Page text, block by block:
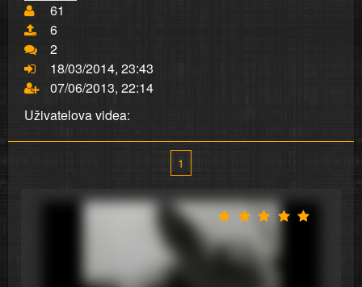
61
6
2
18/03/2014, 23:43
07/06/2013, 22:14
Uživatelova videa:
1